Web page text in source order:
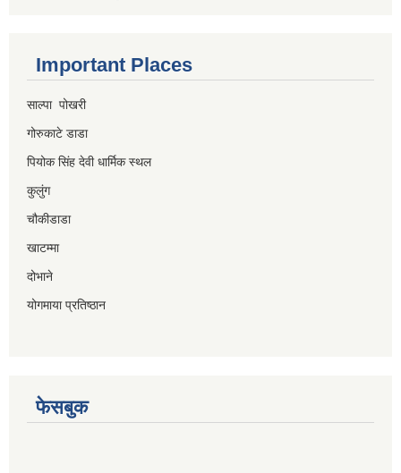
Important Places
साल्पा पोखरी
गोरुकाटे डाडा
पियोक सिंह देवी धार्मिक स्थल
कुलुंग
चौकीडाडा
खाटम्मा
दोभाने
योगमाया प्रतिष्ठान
फेसबुक